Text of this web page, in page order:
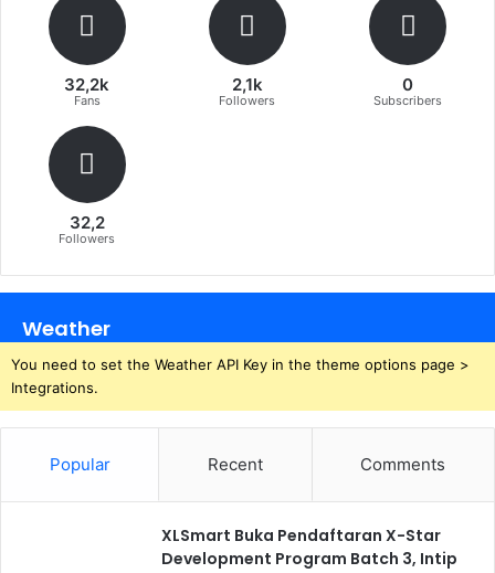
32,2k
Fans
2,1k
Followers
0
Subscribers
32,2
Followers
Weather
You need to set the Weather API Key in the theme options page >
Integrations.
Popular Recent Comments
XLSmart Buka Pendaftaran X-Star
Development Program Batch 3, Intip